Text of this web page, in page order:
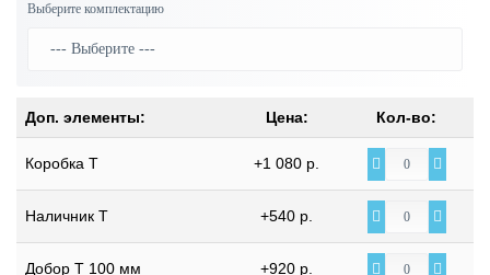
Выберите комплектацию
Доп. элементы: Цена: Кол-во:
Коробка Т +1 080 р.
Наличник Т +540 р.
Добор Т 100 мм +920 р.